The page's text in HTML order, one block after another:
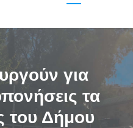
για
τα
του Δήμου